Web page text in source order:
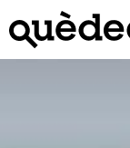
contingut